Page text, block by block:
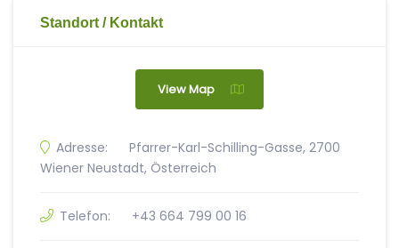
Standort / Kontakt
View Map
Adresse:
Pfarrer-Karl-Schilling-Gasse, 2700
Wiener Neustadt, Österreich
Telefon: +43 664 799 00 16